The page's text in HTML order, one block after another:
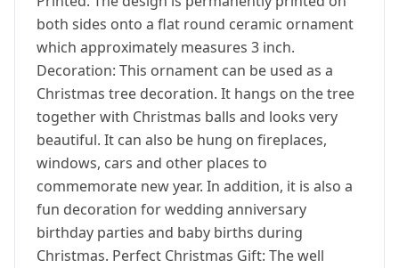
both sides onto a flat round ceramic ornament
which approximately measures 3 inch.
Decoration: This ornament can be used as a
Christmas tree decoration. It hangs on the tree
together with Christmas balls and looks very
beautiful. It can also be hung on fireplaces,
windows, cars and other places to
commemorate new year. In addition, it is also a
fun decoration for wedding anniversary
birthday parties and baby births during
Christmas. Perfect Christmas Gift: The well